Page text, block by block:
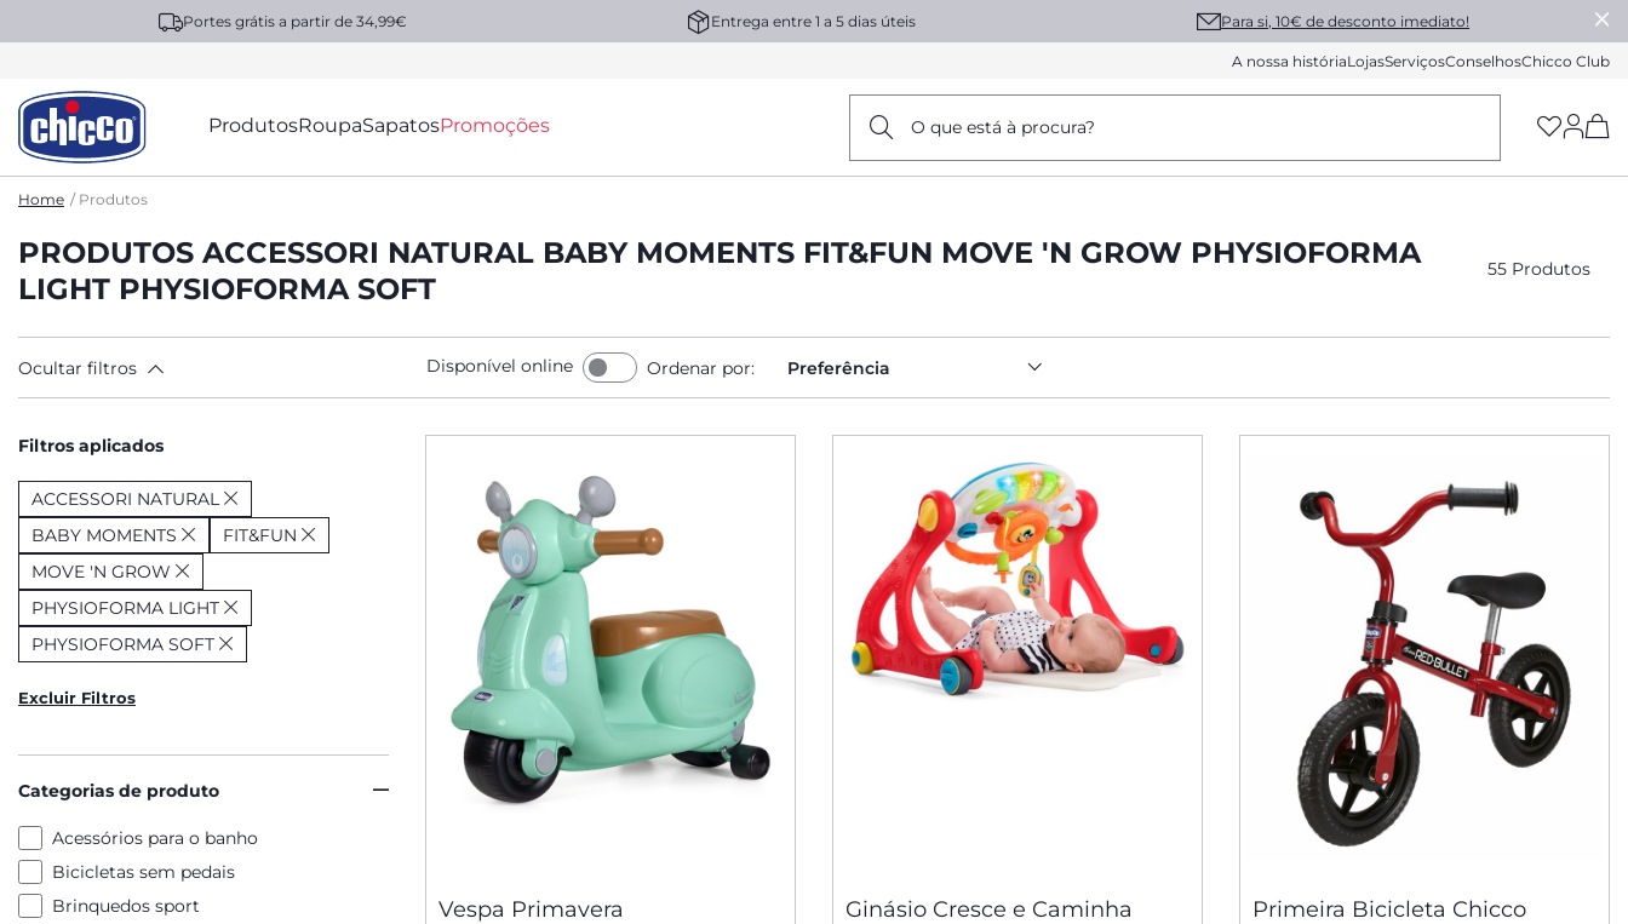
Portes grátis a partir de 34,99€ Entrega entre 1 a 5 dias úteis Para si, 10€ de desconto imediato!
A nossa históriaLojasServiçosConselhosChicco Club
ProdutosRoupaSapatosPromoções O que está à procura?
Home Produtos
PRODUTOS ACCESSORI NATURAL BABY MOMENTS FIT&FUN MOVE 'N GROW PHYSIOFORMA
LIGHT PHYSIOFORMA SOFT
55 Produtos
Ocultar filtros Disponível online Ordenar por: Preferência
Filtros aplicados
ACCESSORI NATURAL
BABY MOMENTS
FIT&FUN
MOVE 'N GROW
PHYSIOFORMA LIGHT
PHYSIOFORMA SOFT
Excluir Filtros
Categorias de produto
Acessórios para o banho
Bicicletas sem pedais
Brinquedos sport
Vespa Primavera Ginásio Cresce e Caminha Primeira Bicicleta Chicco